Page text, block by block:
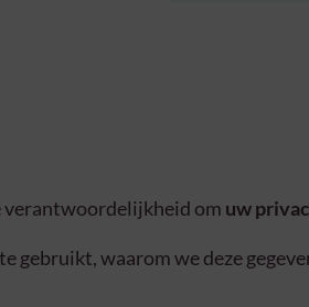
verantwoordelijkheid om uw
gebruikt, waarom we deze